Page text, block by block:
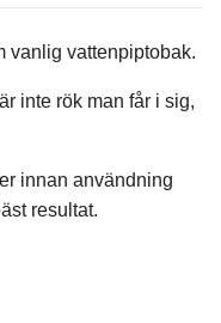
vanlig vattenpiptobak.
inte rök man får i sig,
innan användning
resultat.